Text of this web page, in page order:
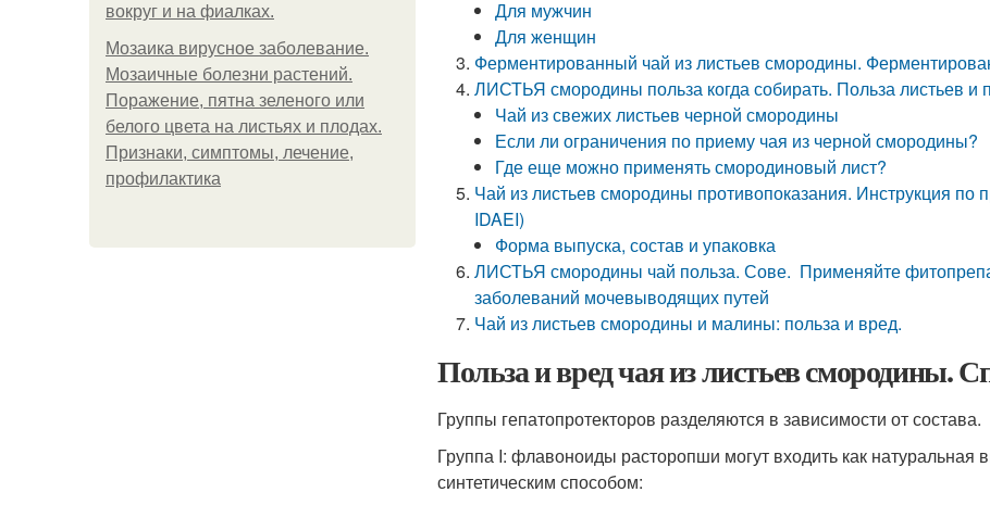
вокруг и на фиалках.
Мозаика вирусное заболевание.
Мозаичные болезни растений.
Поражение, пятна зеленого или
белого цвета на листьях и плодах.
Признаки, симптомы, лечение,
профилактика
Для мужчин
Для женщин
Ферментированный чай из листьев смородины.
ЛИСТЬЯ смородины польза когда собирать. Польза листьев и
Чай из свежих листьев черной смородины
Если ли ограничения по приему чая из черной смородины?
Где еще можно применять смородиновый лист?
Чай из листьев смородины противопоказания. Инструкция
IDAEI)
Форма выпуска, состав и упаковка
ЛИСТЬЯ смородины чай польза. Сове. Применяйте
заболеваний мочевыводящих путей
Чай из листьев смородины и малины: польза и вред.
Польза и вред чая из листьев смородины.
Группы гепатопротекторов разделяются в зависимости от состава.
Группа I: флавоноиды расторопши могут входить как натуральная
синтетическим способом: